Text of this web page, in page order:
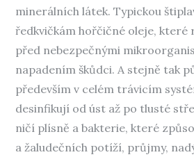
minerálních látek. Typickou
ředkvičkám hořčičné oleje,
před nebezpečnými
napadením škůdci. A stejně tak
především v celém trávicím
desinfikují od úst až po tlusté
ničí plísně a bakterie, které
a žaludečních potíží, průjmy,